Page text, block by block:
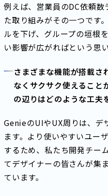
例えば、営業員のDC依頼
た取り組みがその一つです
ルを下げ、グループの垣根
い影響が広がればという思
さまざまな機能が搭載
なくサクサク使えること
の辺りはどのような工夫
GenieのUIやUX周りは、デ
ます。より使いやすいユー
するため、私たち開発チー
てデザイナーの皆さんが集
ています。